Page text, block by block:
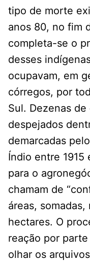
tipo de morte
anos 80, no fim
completa-se o
desses
ocupavam, em
córregos, por
Sul. Dezenas
despejados
demarcadas
Índio entre 1915
para o
chamam de
áreas, somadas,
hectares. O
reação por
olhar os